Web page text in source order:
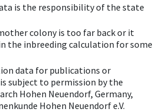
is the responsibility of the state
colony is too far back or it
the inbreeding calculation for some
data for publications or
subject to permission by the
Hohen Neuendorf, Germany,
Hohen Neuendorf e.V.